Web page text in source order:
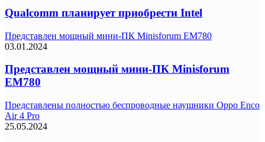
Qualcomm планирует приобрести Intel
Представлен мощный мини-ПК Minisforum EM780
03.01.2024
Представлен мощный мини-ПК Minisforum
EM780
Представлены полностью беспроводные наушники Oppo Enco
Air 4 Pro
25.05.2024